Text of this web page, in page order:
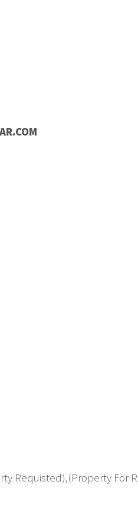
Requisted),(Property For